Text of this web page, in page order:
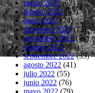
marzo 2023(62)
febrero 2023(63)
enero 2023(74)
diciembre 2022(73)
noviembre 2022(76)
octubre 2022(65)
septiembre 2022(35)
agosto 2022 (41)
julio 2022 (55)
junio 2022 (76)
mayo 2022 (79)